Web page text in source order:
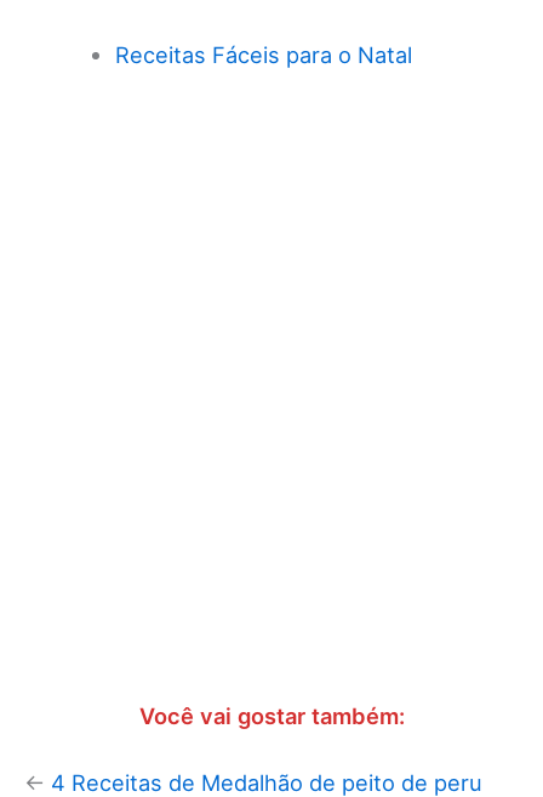
Receitas Fáceis para o Natal
Você vai gostar também:
← 4 Receitas de Medalhão de peito de peru